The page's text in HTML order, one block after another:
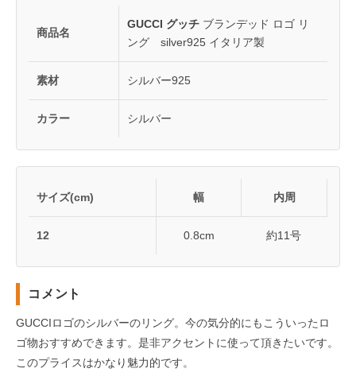
商品名
GUCCI グッチ ブランデッド ロゴ リ
ング silver925 イタリア製
素材 シルバー925
カラー シルバー
サイズ(cm) 幅 内周
12 0.8cm 約11号
コメント
GUCCIロゴのシルバーのリング。今の気分的にもこういったロ
ゴ物おすすめできます。是非アクセントに使って頂きたいです。
このプライスはかなり魅力的です。